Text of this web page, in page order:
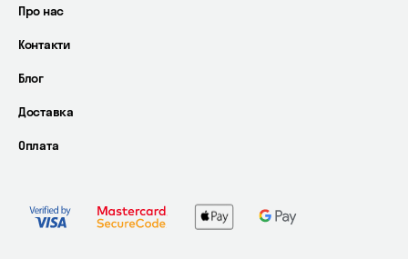
Про нас
Контакти
Блог
Доставка
Оплата